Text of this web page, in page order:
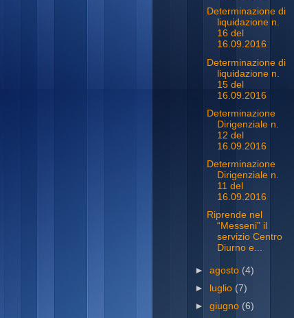
Determinazione di
liquidazione n.
16 del
16.09.2016
Determinazione di
liquidazione n.
15 del
16.09.2016
Determinazione
Dirigenziale n.
12 del
16.09.2016
Determinazione
Dirigenziale n.
11 del
16.09.2016
Riprende nel
“Messeni” il
servizio Centro
Diurno e...
►agosto (4)
►
luglio (7)
►giugno (6)